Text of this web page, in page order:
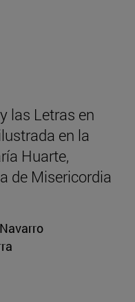
las Letras en
en la
Huarte,
de Misericordia